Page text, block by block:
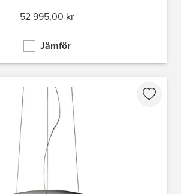
52 995,00 kr
Jämför